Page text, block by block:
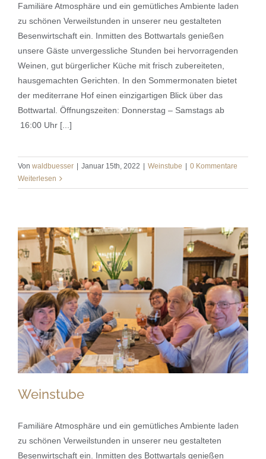
Weinstube
Familiäre Atmosphäre und ein gemütliches Ambiente laden
zu schönen Verweilstunden in unserer neu gestalteten
Besenwirtschaft ein. Inmitten des Bottwartals genießen
unsere Gäste unvergessliche Stunden bei hervorragenden
Weinen, gut bürgerlicher Küche mit frisch zubereiteten,
hausgemachten Gerichten. In den Sommermonaten bietet
der mediterrane Hof einen einzigartigen Blick über das
Bottwartal. Öffnungszeiten: Donnerstag – Samstags ab
16:00 Uhr [...]
Von waldbuesser | Januar 15th, 2022 | Weinstube | 0 Kommentare
Weiterlesen
Weinstube
Familiäre Atmosphäre und ein gemütliches Ambiente laden
zu schönen Verweilstunden in unserer neu gestalteten
Besenwirtschaft ein. Inmitten des Bottwartals genießen